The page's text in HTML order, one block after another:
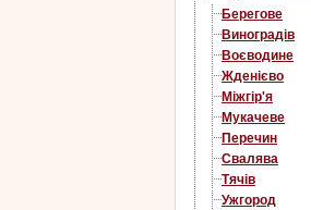
Берегове
Виноградів
Воєводине
Жденієво
Міжгір'я
Мукачеве
Перечин
Свалява
Тячів
Ужгород